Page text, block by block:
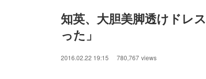
知英、大胆美脚透けドレ
った」
2016.02.22 19:15 780,767 views